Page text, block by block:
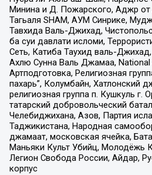
Минина и Д. Пожарского, Аджр от
Тагьаля SHAM, АУМ Синрике,
Тавхида Валь-Джихад,
ба суи давлати исломи,
Сеть, Катиба Таухид валь-
Ахлю Сунна Валь Джамаа, National
Артподготовка, Религиозная
пахарь”, Колумбайн, Хатлонский
религиозная группа п. Кушкуль г.
татарский добровольческий
Челебиджихана, Азов, Партия
Таджикистана, Народная
джамаат, московская ячейка,
Маньяки Культ Убийц, Молодёжь
Легион Свобода России, Айдар,
корпус